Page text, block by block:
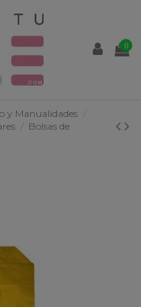
0
y Manualidades
Bolsas de